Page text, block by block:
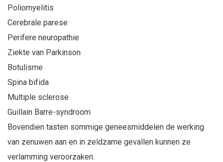
Poliomyelitis
Cerebrale parese
Perifere neuropathie
Ziekte van Parkinson
Botulisme
Spina bifida
Multiple sclerose
Guillain Barre-syndroom
Bovendien tasten sommige geneesmiddelen de werking
van zenuwen aan en in zeldzame gevallen kunnen ze
verlamming veroorzaken.